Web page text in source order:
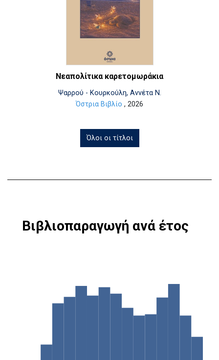
Νεαπολίτικα καρετομωράκια
Ψαρρού - Κουρκούλη, Αννέτα Ν.
Όστρια Βιβλίο , 2026
Όλοι οι τίτλοι
Βιβλιοπαραγωγή ανά έτος